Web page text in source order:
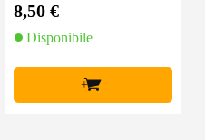
8,50 €
Disponibile
+